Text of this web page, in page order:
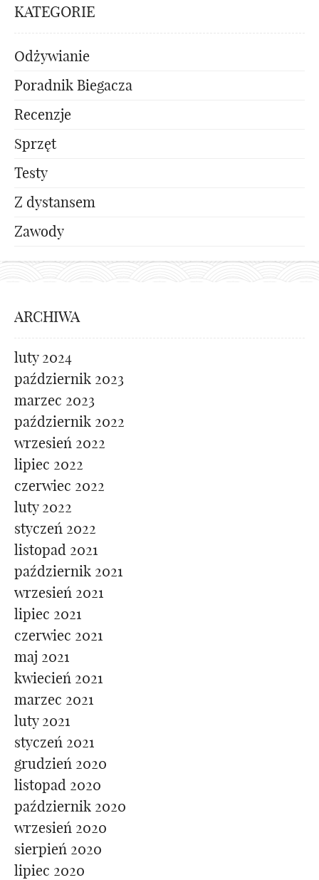
KATEGORIE
Odżywianie
Poradnik Biegacza
Recenzje
Sprzęt
Testy
Z dystansem
Zawody
ARCHIWA
luty 2024
październik 2023
marzec 2023
październik 2022
wrzesień 2022
lipiec 2022
czerwiec 2022
luty 2022
styczeń 2022
listopad 2021
październik 2021
wrzesień 2021
lipiec 2021
czerwiec 2021
maj 2021
kwiecień 2021
marzec 2021
luty 2021
styczeń 2021
grudzień 2020
listopad 2020
październik 2020
wrzesień 2020
sierpień 2020
lipiec 2020